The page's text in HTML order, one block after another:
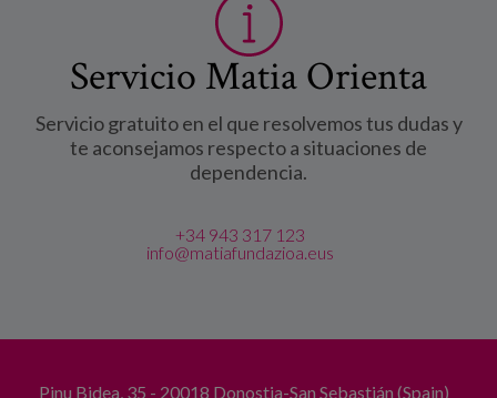
Servicio Matia Orienta
Servicio gratuito en el que resolvemos tus dudas y
te aconsejamos respecto a situaciones de
dependencia.
+34 943 317 123
info@matiafundazioa.eus
Pinu Bidea, 35 - 20018 Donostia-San Sebastián (Spain)